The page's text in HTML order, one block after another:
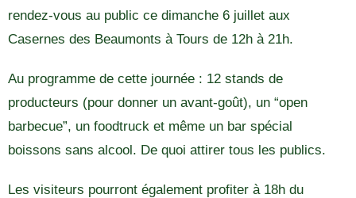
rendez-vous au public ce dimanche 6 juillet aux
Casernes des Beaumonts à Tours de 12h à 21h.
Au programme de cette journée : 12 stands de
producteurs (pour donner un avant-goût), un “open
barbecue”, un foodtruck et même un bar spécial
boissons sans alcool. De quoi attirer tous les publics.
Les visiteurs pourront également profiter à 18h du